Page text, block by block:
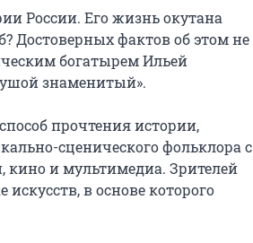
России. Его жизнь окутана
Достоверных фактов об этом не
богатырем Ильей
знаменитый».
прочтения истории,
сценического фольклора с
кино и мультимедиа. Зрителей
в основе которого